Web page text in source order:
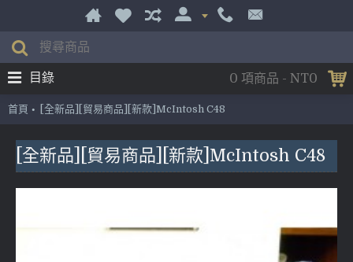
0 項商品 - NT0
目錄
首頁 [全新品][貿易商品][新款]McIntosh C48
[全新品][貿易商品][新款]McIntosh C48